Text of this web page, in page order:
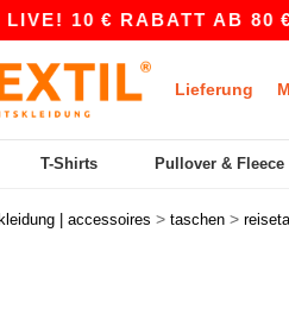
10 € RABATT AB 80 €
Lieferung
T-Shirts Pullover & Fleece
| accessoires > taschen >